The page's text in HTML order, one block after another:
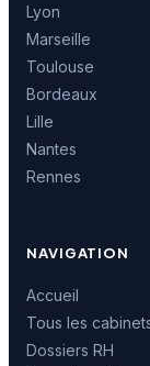
Lyon
Marseille
Toulouse
Bordeaux
Lille
Nantes
Rennes
NAVIGATION
Accueil
Tous les
Dossiers RH